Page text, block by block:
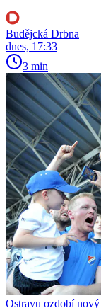
Budějcká Drbna
dnes, 17:33
3 min
Ostravu ozdobí